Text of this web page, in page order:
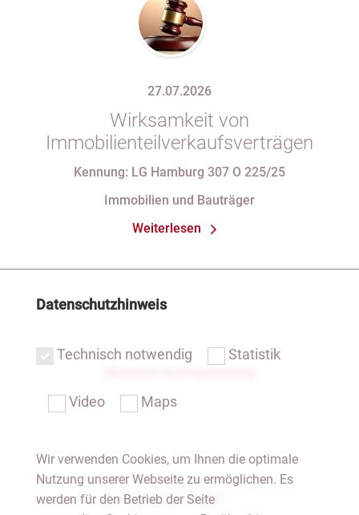
27.07.2026
Wirksamkeit von
Immobilienteilverkaufsverträgen
Kennung: LG Hamburg 307 O 225/25
Immobilien und Bauträger
Weiterlesen
Notar Dresden
Datenschutzhinweis
Technisch notwendig Statistik
Video Maps
Wir verwenden Cookies, um Ihnen die optimale
Nutzung unserer Webseite zu ermöglichen. Es
werden für den Betrieb der Seite